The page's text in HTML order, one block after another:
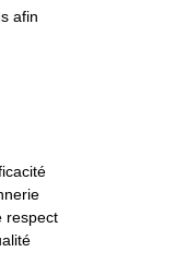
afin
respect